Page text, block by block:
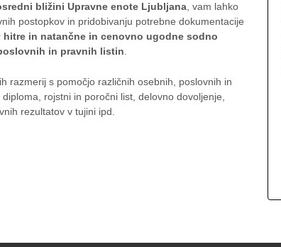
bližini Upravne enote Ljubljana , vam lahko
postopkov in pridobivanju potrebne dokumentacije
hitre in natančne in cenovno ugodne sodno
in pravnih listin
razmerij s pomočjo različnih osebnih, poslovnih in
rojstni in poročni list, delovno dovoljenje,
rezultatov v tujini ipd.